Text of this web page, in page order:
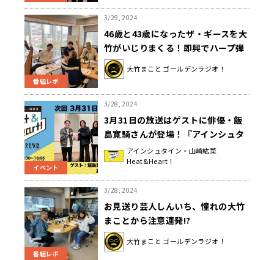
番組レポ
3/29, 2024
46歳と43歳になったザ・ギースを大
竹がいじりまくる！即興でハープ弾
かせ変動金利の恐怖あおる
大竹まこと ゴールデンラジオ！
イベント
3/28, 2024
3月31日の放送はゲストに俳優・飯
島寛騎さんが登場！『アインシュタ
イン・山崎紘菜 Heat&Heart!』
アインシュタイン・山崎紘菜
Heat&Heart！
番組レポ
3/28, 2024
お見送り芸人しんいち、憧れの大竹
まことから注意連発!?
大竹まこと ゴールデンラジオ！